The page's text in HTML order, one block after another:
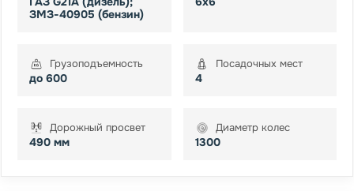
ЗМЗ-40905 (бензин)
Грузоподъемность
до 600
Посадочных мест
4
Дорожный просвет
490 мм
Диаметр колес
1300